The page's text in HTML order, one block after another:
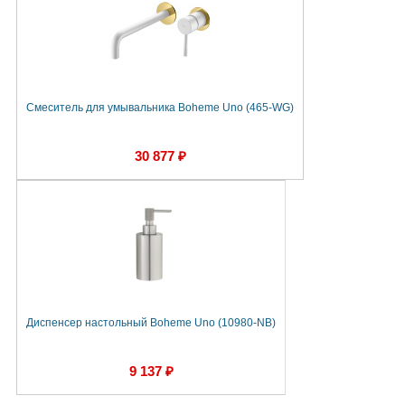
Смеситель для умывальника Boheme Uno (465-WG)
30 877 ₽
Диспенсер настольный Boheme Uno (10980-NB)
9 137 ₽